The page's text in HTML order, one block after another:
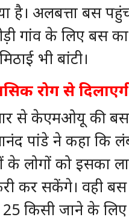
है। अलबत्ता बस
गांव के लिए बस
भी बांटी।
रोग से
से केएमओयू की
पांडे ने कहा कि
के लोगों को इसका
कर सकेंगे। वही
किसी जाने के